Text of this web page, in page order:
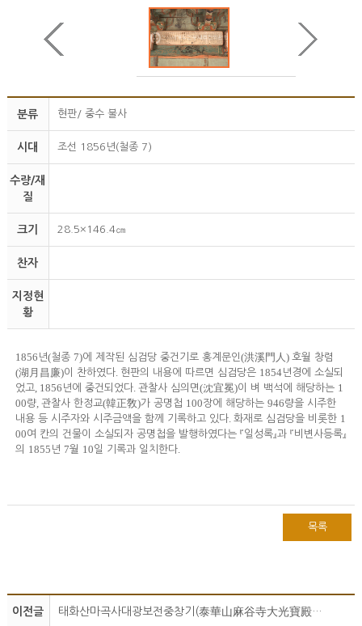
분류 현판/ 중수 불사
시대 조선 1856년(철종 7)
수량/재
질
크기 28.5×146.4㎝
찬자
지정현
황
1856 년(철종 7)에 제작된 심검당 중건기로 홍계문인(洪溪門人 ) 호월 창렴
(湖月昌廉)이 찬하였다. 현판의 내용에 따르면 심검당은 1854년경에 소실되
었고, 1856 년에 중건되었다. 관찰사 심의면(沈宜冕)이 벼 백석에 해당하는 1
00량, 관찰사 한정교(韓正敎)가 공명첩 100장에 해당하는 946량을 시주한
내용 등 시주자와 시주금액을 함께 기록하고 있다. 화재로 심검당을 비롯한 1
00여 칸의 건물이 소실되자 공명첩을 발행하였다는 『일성록』과 『비변사등록』
의 1855 년 7월 10일 기록과 일치한다.
목록
이전글 태화산마곡사대광보전중창기(泰華山麻谷寺大光寶殿重創記)